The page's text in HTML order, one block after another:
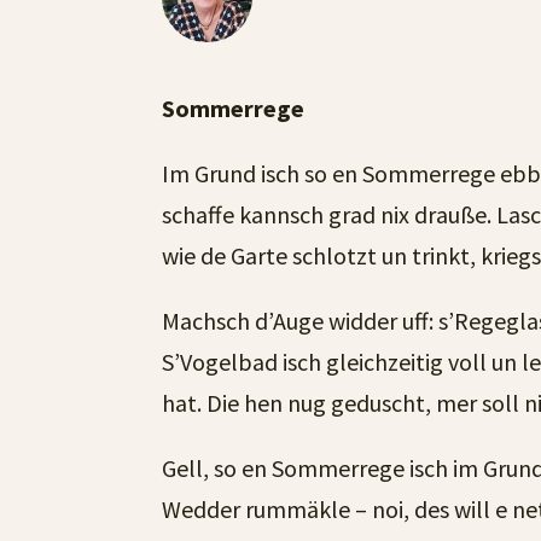
Sommerrege
Im Grund isch so en Sommerrege
schaffe kannsch grad nix drauße.
wie de Garte schlotzt un trinkt,
Machsch d’Auge widder uff:
S’Vogelbad isch gleichzeitig voll un
hat. Die hen nug geduscht, mer soll
Gell, so en Sommerrege isch im
Wedder rummäkle – noi, des will e